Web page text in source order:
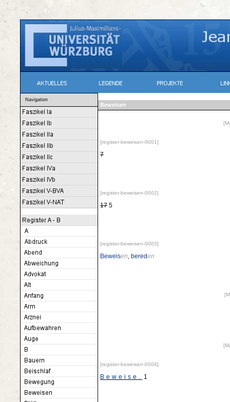
Navigation
Beweisen
[register-beweisen-0001]
7
[register-beweisen-0002]
17 5
[register-beweisen-0003]
Beweisen, bereden
[register-beweisen-0004]
Beweise. 1